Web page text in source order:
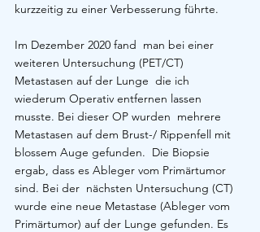
kurzzeitig zu einer Verbesserung führte.
Im Dezember 2020 fand  man bei einer
weiteren Untersuchung (PET/CT)
Metastasen auf der Lunge  die ich
wiederum Operativ entfernen lassen
musste. Bei dieser OP wurden  mehrere
Metastasen auf dem Brust-/ Rippenfell mit
blossem Auge gefunden.  Die Biopsie
ergab, dass es Ableger vom Primärtumor
sind. Bei der  nächsten Untersuchung (CT)
wurde eine neue Metastase (Ableger vom
Primärtumor) auf der Lunge gefunden. Es